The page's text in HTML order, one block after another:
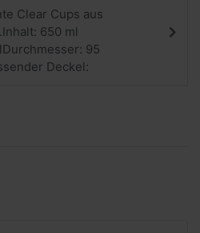
Clear Cups aus
650 ml
95
Deckel: